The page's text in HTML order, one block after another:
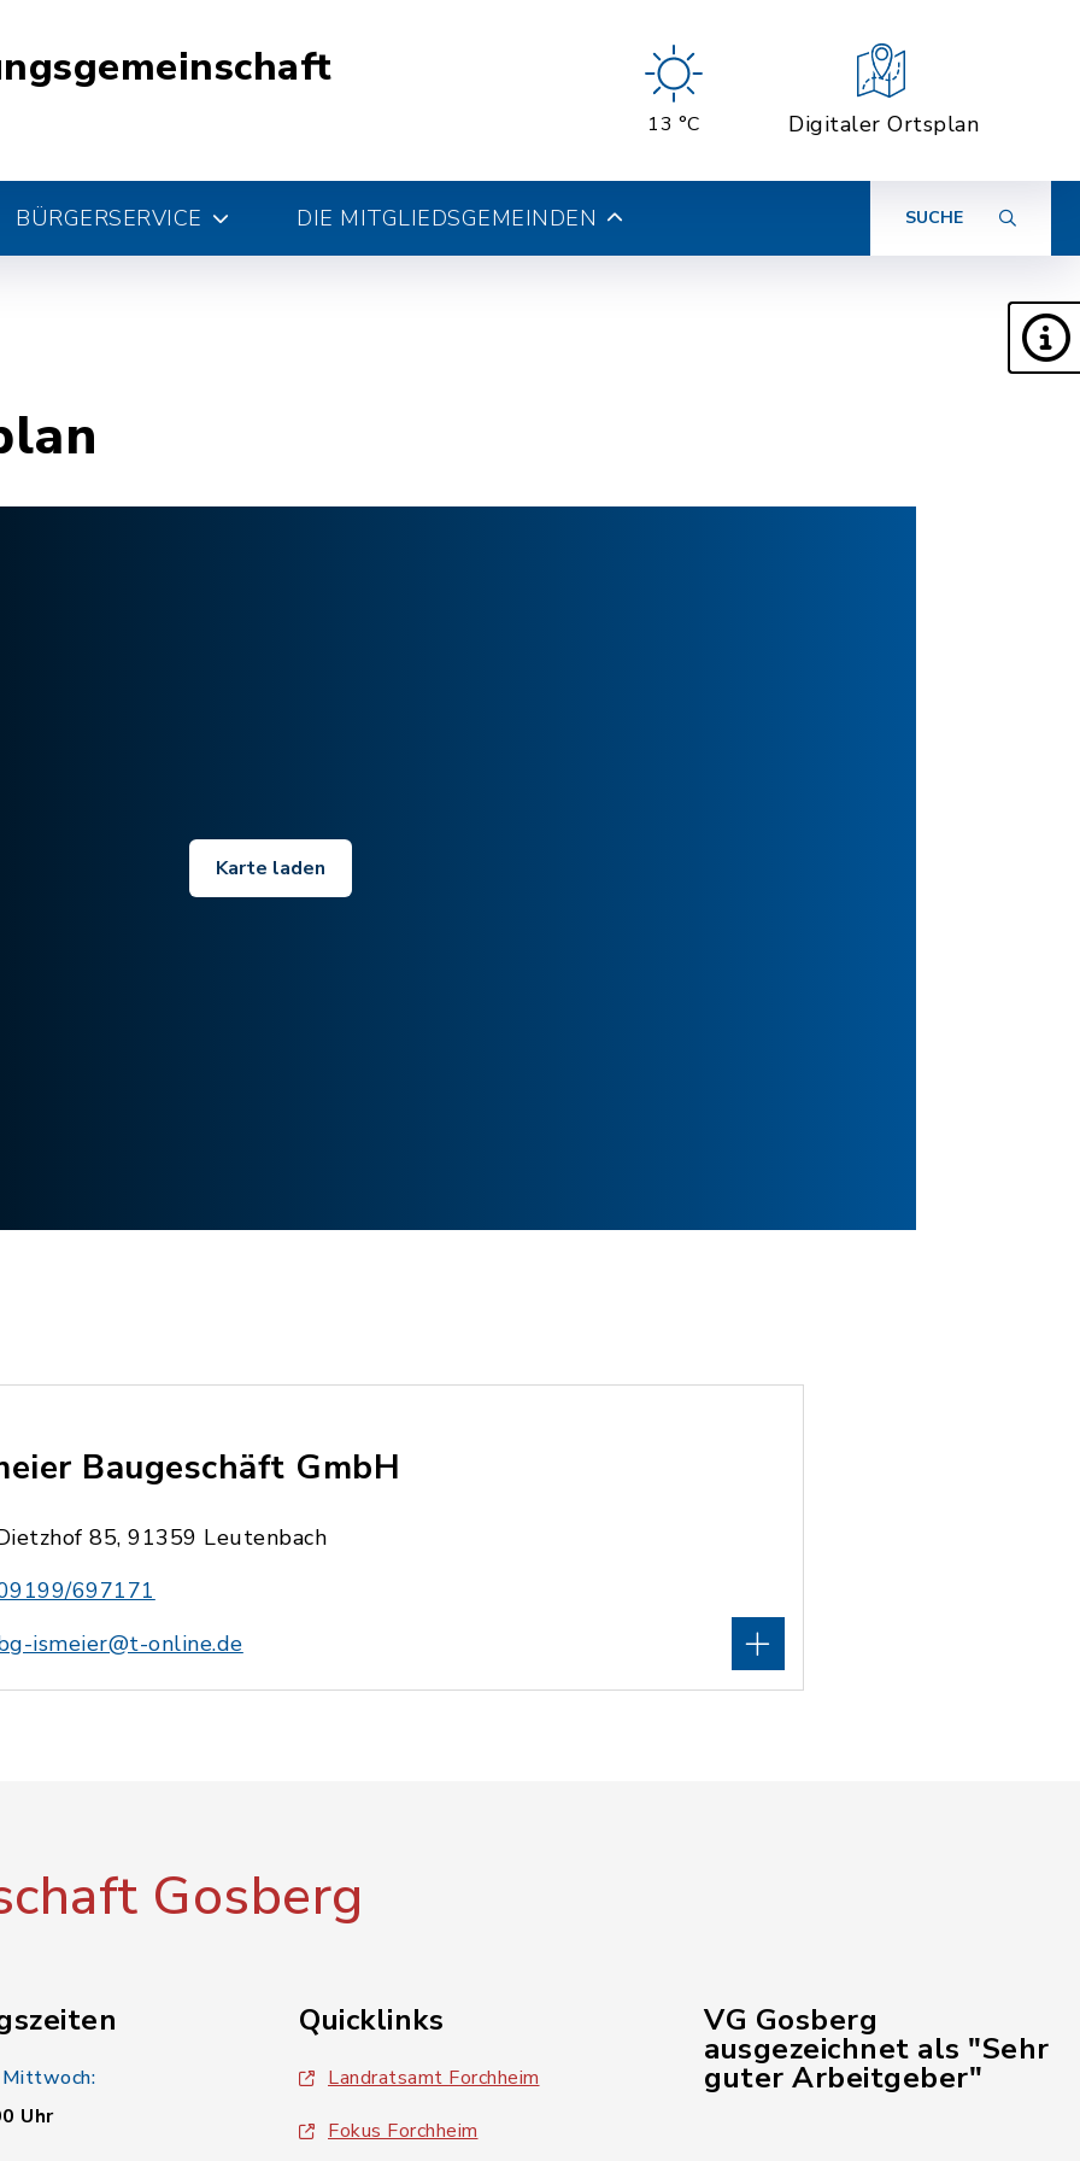
13 °C Digitaler Ortsplan
BÜRGERSERVICE DIE MITGLIEDSGEMEINDEN SUCHE
Karte laden
Baugeschäft GmbH
85, 91359 Leutenbach
697171
ismeier@t-online.de
Gosberg
Uhr
Quicklinks
Landratsamt Forchheim
Fokus Forchheim
VG Gosberg
ausgezeichnet als "Sehr
guter Arbeitgeber"